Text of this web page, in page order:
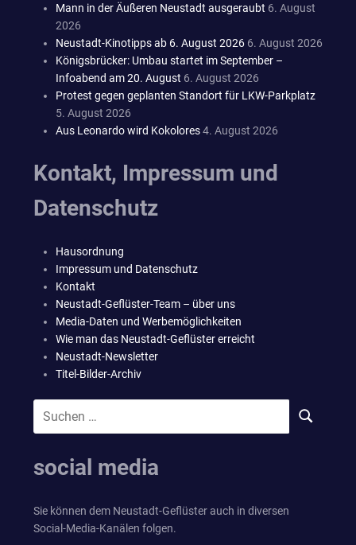
Mann in der Äußeren Neustadt ausgeraubt 6. August
2026
Neustadt-Kinotipps ab 6. August 2026 6. August 2026
Königsbrücker: Umbau startet im September –
Infoabend am 20. August 6. August 2026
Protest gegen geplanten Standort für LKW-Parkplatz
5. August 2026
Aus Leonardo wird Kokolores4. August 2026
Kontakt, Impressum und
Datenschutz
Hausordnung
Impressum und Datenschutz
Kontakt
Neustadt-Geflüster-Team – über uns
Media-Daten und Werbemöglichkeiten
Wie man das Neustadt-Geflüster erreicht
Neustadt-Newsletter
Titel-Bilder-Archiv
nach:
SUCHEN
social media
Sie können dem Neustadt-Geflüster auch in diversen
Social-Media-Kanälen folgen.